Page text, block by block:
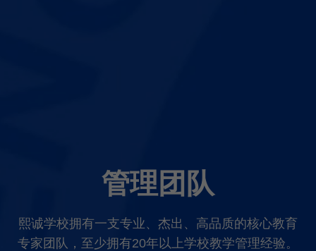
管理团队
熙诚学校拥有一支专业、杰出、高品质的核心教育
专家团队，至少拥有20年以上学校教学管理经验。